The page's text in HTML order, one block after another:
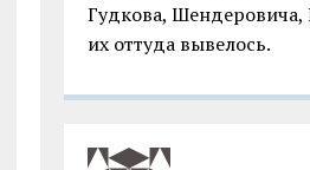
Гудкова,
их оттуда вывелось.